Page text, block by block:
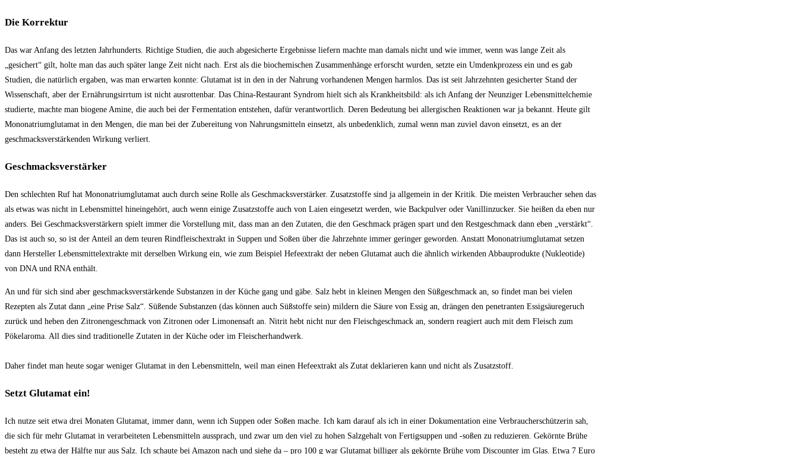
Die Korrektur
Das war Anfang des letzten Jahrhunderts. Richtige Studien, die auch abgesicherte Ergebnisse liefern machte man damals nicht und wie immer, wenn was lange Zeit als
„gesichert“ gilt, holte man das auch später lange Zeit nicht nach. Erst als die biochemischen Zusammenhänge erforscht wurden, setzte ein Umdenkprozess ein und es gab
Studien, die natürlich ergaben, was man erwarten konnte: Glutamat ist in den in der Nahrung vorhandenen Mengen harmlos. Das ist seit Jahrzehnten gesicherter Stand der
Wissenschaft, aber der Ernährungsirrtum ist nicht ausrottenbar. Das China-Restaurant Syndrom hielt sich als Krankheitsbild: als ich Anfang der Neunziger Lebensmittelchemie
studierte, machte man biogene Amine, die auch bei der Fermentation entstehen, dafür verantwortlich. Deren Bedeutung bei allergischen Reaktionen war ja bekannt. Heute gilt
Mononatriumglutamat in den Mengen, die man bei der Zubereitung von Nahrungsmitteln einsetzt, als unbedenklich, zumal wenn man zuviel davon einsetzt, es an der
geschmacksverstärkenden Wirkung verliert.
Geschmacksverstärker
Den schlechten Ruf hat Mononatriumglutamat auch durch seine Rolle als Geschmacksverstärker. Zusatzstoffe sind ja allgemein in der Kritik. Die meisten Verbraucher sehen das
als etwas was nicht in Lebensmittel hineingehört, auch wenn einige Zusatzstoffe auch von Laien eingesetzt werden, wie Backpulver oder Vanillinzucker. Sie heißen da eben nur
anders. Bei Geschmacksverstärkern spielt immer die Vorstellung mit, dass man an den Zutaten, die den Geschmack prägen spart und den Restgeschmack dann eben „verstärkt“.
Das ist auch so, so ist der Anteil an dem teuren Rindfleischextrakt in Suppen und Soßen über die Jahrzehnte immer geringer geworden. Anstatt Mononatriumglutamat setzen
dann Hersteller Lebensmittelextrakte mit derselben Wirkung ein, wie zum Beispiel Hefeextrakt der neben Glutamat auch die ähnlich wirkenden Abbauprodukte (Nukleotide)
von DNA und RNA enthält.
An und für sich sind aber geschmacksverstärkende Substanzen in der Küche gang und gäbe. Salz hebt in kleinen Mengen den Süßgeschmack an, so findet man bei vielen
Rezepten als Zutat dann „eine Prise Salz“. Süßende Substanzen (das können auch Süßstoffe sein) mildern die Säure von Essig an, drängen den penetranten Essigsäuregeruch
zurück und heben den Zitronengeschmack von Zitronen oder Limonensaft an. Nitrit hebt nicht nur den Fleischgeschmack an, sondern reagiert auch mit dem Fleisch zum
Pökelaroma. All dies sind traditionelle Zutaten in der Küche oder im Fleischerhandwerk.
Daher findet man heute sogar weniger Glutamat in den Lebensmitteln, weil man einen Hefeextrakt als Zutat deklarieren kann und nicht als Zusatzstoff.
Setzt Glutamat ein!
Ich nutze seit etwa drei Monaten Glutamat, immer dann, wenn ich Suppen oder Soßen mache. Ich kam darauf als ich in einer Dokumentation eine Verbraucherschützerin sah,
die sich für mehr Glutamat in verarbeiteten Lebensmitteln aussprach, und zwar um den viel zu hohen Salzgehalt von Fertigsuppen und -soßen zu reduzieren. Gekörnte Brühe
besteht zu etwa der Hälfte nur aus Salz. Ich schaute bei Amazon nach und siehe da – pro 100 g war Glutamat billiger als gekörnte Brühe vom Discounter im Glas. Etwa 7 Euro